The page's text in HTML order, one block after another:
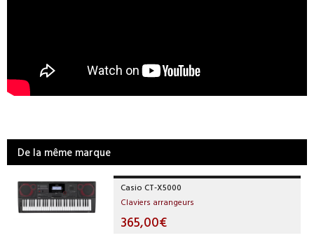
De la même marque
Casio CT-X5000
Claviers arrangeurs
365,00€